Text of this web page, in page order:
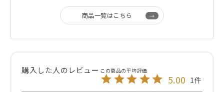
商品一覧はこちら
5.00 1